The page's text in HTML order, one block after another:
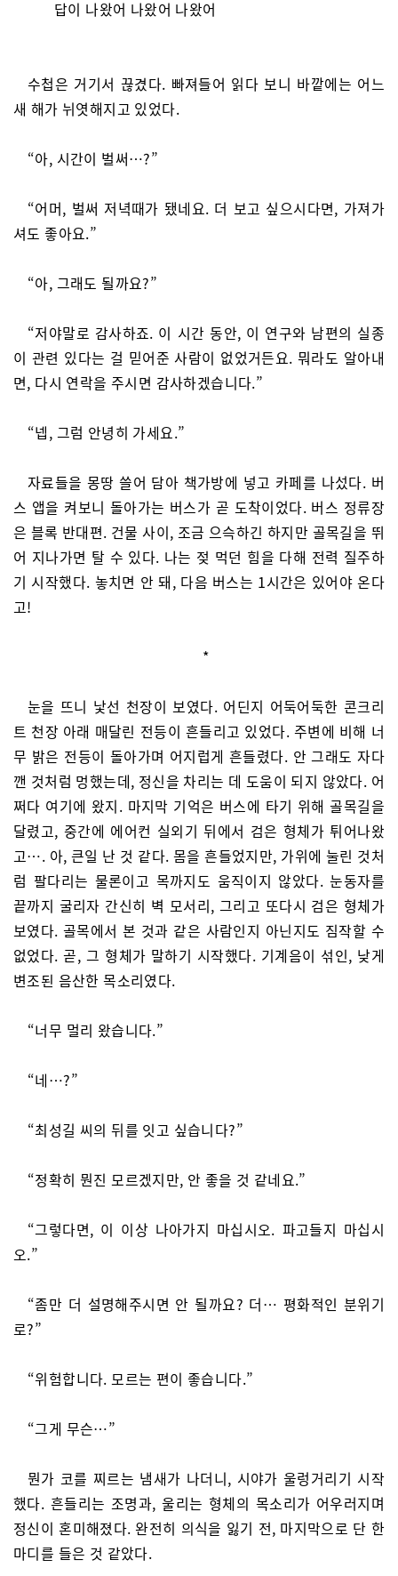
답이 나왔어 나왔어 나왔어
수첩은 거기서 끊겼다. 빠져들어 읽다 보니 바깥에는 어느
새 해가 뉘엿해지고 있었다.
“아, 시간이 벌써…?”
“어머, 벌써 저녁때가 됐네요. 더 보고 싶으시다면, 가져가
셔도 좋아요.”
“아, 그래도 될까요?”
“저야말로 감사하죠. 이 시간 동안, 이 연구와 남편의 실종
이 관련 있다는 걸 믿어준 사람이 없었거든요. 뭐라도 알아내
면, 다시 연락을 주시면 감사하겠습니다.”
“넵, 그럼 안녕히 가세요.”
자료들을 몽땅 쓸어 담아 책가방에 넣고 카페를 나섰다. 버
스 앱을 켜보니 돌아가는 버스가 곧 도착이었다. 버스 정류장
은 블록 반대편. 건물 사이, 조금 으슥하긴 하지만 골목길을 뛰
어 지나가면 탈 수 있다. 나는 젖 먹던 힘을 다해 전력 질주하
기 시작했다. 놓치면 안 돼, 다음 버스는 1시간은 있어야 온다
고!
*
눈을 뜨니 낯선 천장이 보였다. 어딘지 어둑어둑한 콘크리
트 천장 아래 매달린 전등이 흔들리고 있었다. 주변에 비해 너
무 밝은 전등이 돌아가며 어지럽게 흔들렸다. 안 그래도 자다
깬 것처럼 멍했는데, 정신을 차리는 데 도움이 되지 않았다. 어
쩌다 여기에 왔지. 마지막 기억은 버스에 타기 위해 골목길을
달렸고, 중간에 에어컨 실외기 뒤에서 검은 형체가 튀어나왔
고…. 아, 큰일 난 것 같다. 몸을 흔들었지만, 가위에 눌린 것처
럼 팔다리는 물론이고 목까지도 움직이지 않았다. 눈동자를
끝까지 굴리자 간신히 벽 모서리, 그리고 또다시 검은 형체가
보였다. 골목에서 본 것과 같은 사람인지 아닌지도 짐작할 수
없었다. 곧, 그 형체가 말하기 시작했다. 기계음이 섞인, 낮게
변조된 음산한 목소리였다.
“너무 멀리 왔습니다.”
“네…?”
“최성길 씨의 뒤를 잇고 싶습니다?”
“정확히 뭔진 모르겠지만, 안 좋을 것 같네요.”
“그렇다면, 이 이상 나아가지 마십시오. 파고들지 마십시
오.”
“좀만 더 설명해주시면 안 될까요? 더… 평화적인 분위기
로?”
“위험합니다. 모르는 편이 좋습니다.”
“그게 무슨…”
뭔가 코를 찌르는 냄새가 나더니, 시야가 울렁거리기 시작
했다. 흔들리는 조명과, 울리는 형체의 목소리가 어우러지며
정신이 혼미해졌다. 완전히 의식을 잃기 전, 마지막으로 단 한
마디를 들은 것 같았다.